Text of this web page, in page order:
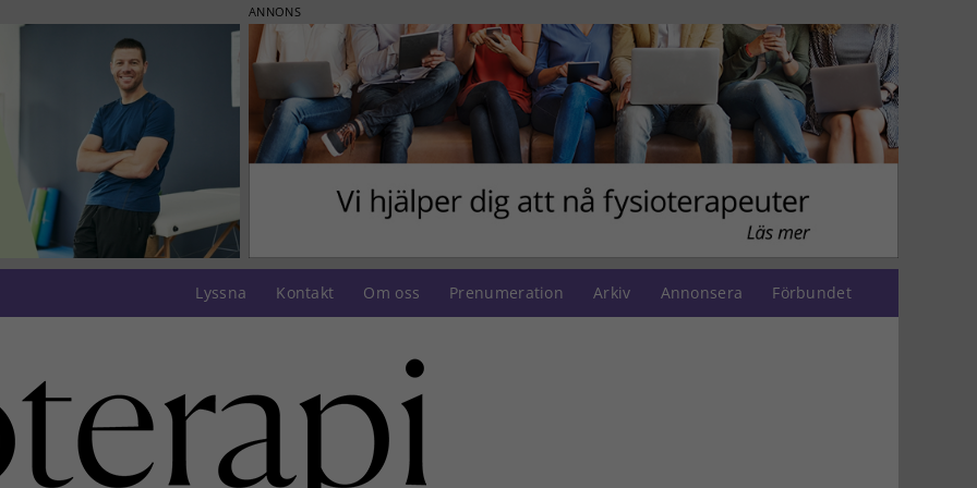
ANNONS
Lyssna Kontakt Om oss Prenumeration Arkiv Annonsera Förbundet